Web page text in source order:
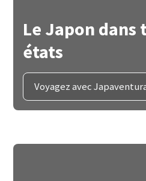
Le Japon dans
états
Voyagez avec